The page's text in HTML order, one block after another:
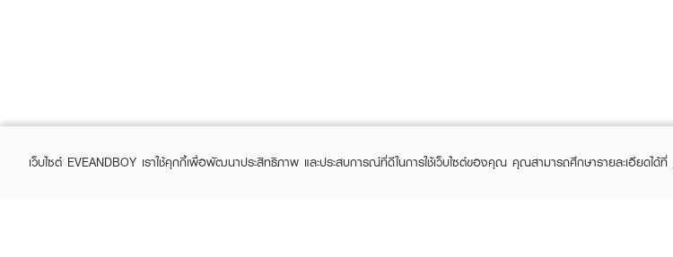
เว็บไซต์ EVEANDBOY เราใช้คุกกี้เพื่อพัฒนาประสิทธิภาพ และประสบการณ์ที่ดีในการใช้เว็บไซต์ของคุณ คุณสามารถศึกษารายละเอียดได้ที่